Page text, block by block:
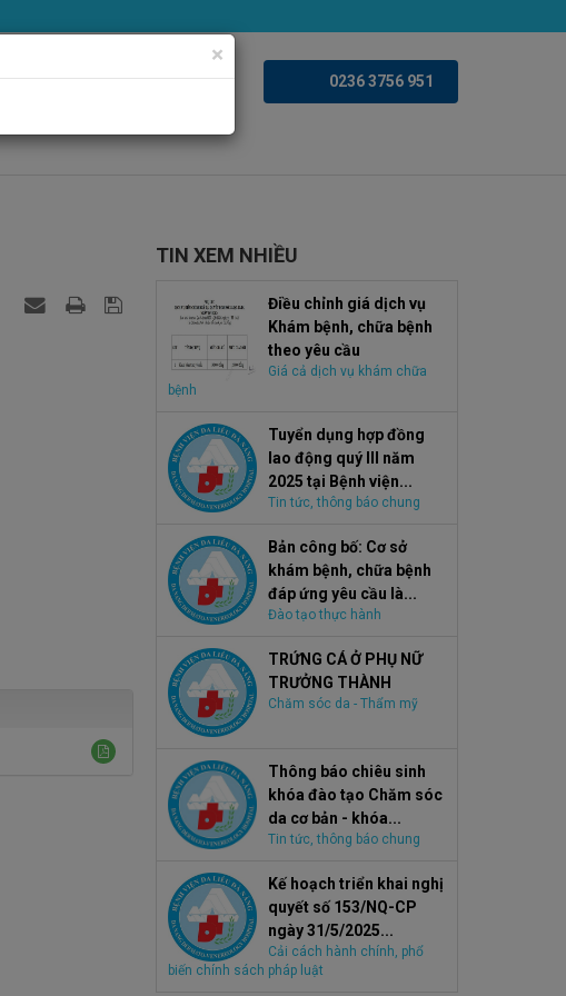
Thư viện ảnh Videoclips 0236 3756 951
TIN XEM NHIỀU
Điều chỉnh giá dịch vụ
Khám bệnh, chữa bệnh
theo yêu cầu
Giá cả dịch vụ khám chữa
bệnh
Tuyển dụng hợp đồng
lao động quý III năm
2025 tại Bệnh viện...
Tin tức, thông báo chung
Bản công bố: Cơ sở
khám bệnh, chữa bệnh
đáp ứng yêu cầu là...
Đào tạo thực hành
TRỨNG CÁ Ở PHỤ NỮ
TRƯỞNG THÀNH
Chăm sóc da - Thẩm mỹ
Thông báo chiêu sinh
khóa đào tạo Chăm sóc
da cơ bản - khóa...
Tin tức, thông báo chung
Kế hoạch triển khai nghị
quyết số 153/NQ-CP
ngày 31/5/2025...
Cải cách hành chính, phổ
biến chính sách pháp luật
×